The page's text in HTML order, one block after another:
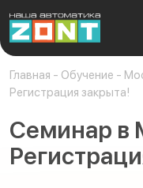
Главная - Обучение -
Регистрация закрыта!
Семинар в